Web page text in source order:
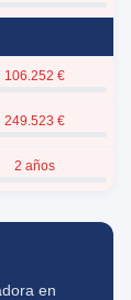
106.252 €
249.523 €
2 años
en